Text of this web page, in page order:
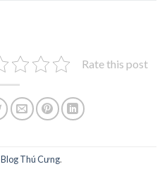
Rate this post
Blog Thú Cưng.